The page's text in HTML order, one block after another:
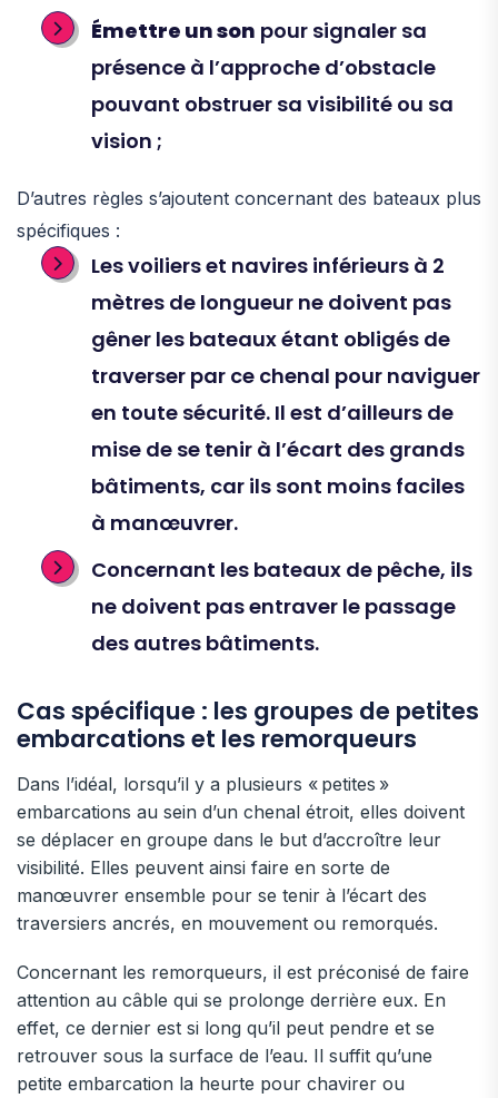
Émettre un son pour signaler sa
présence à l’approche d’obstacle
pouvant obstruer sa visibilité ou sa
vision ;
D’autres règles s’ajoutent concernant des bateaux plus
spécifiques :
Les voiliers et navires inférieurs à 2
mètres de longueur ne doivent pas
gêner les bateaux étant obligés de
traverser par ce chenal pour naviguer
en toute sécurité. Il est d’ailleurs de
mise de se tenir à l’écart des grands
bâtiments, car ils sont moins faciles
à manœuvrer.
Concernant les bateaux de pêche, ils
ne doivent pas entraver le passage
des autres bâtiments.
Cas spécifique : les groupes de petites
embarcations et les remorqueurs
Dans l’idéal, lorsqu’il y a plusieurs « petites »
embarcations au sein d’un chenal étroit, elles doivent
se déplacer en groupe dans le but d’accroître leur
visibilité. Elles peuvent ainsi faire en sorte de
manœuvrer ensemble pour se tenir à l’écart des
traversiers ancrés, en mouvement ou remorqués.
Concernant les remorqueurs, il est préconisé de faire
attention au câble qui se prolonge derrière eux. En
effet, ce dernier est si long qu’il peut pendre et se
retrouver sous la surface de l’eau. Il suffit qu’une
petite embarcation la heurte pour chavirer ou